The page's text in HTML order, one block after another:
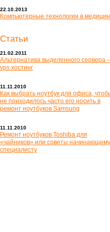
22.10.2013
Компьютерные технологии в
Статьи
21.02.2011
Альтернатива выделенного сервера –
vps хостинг
11.11.2010
Как выбрать ноутбук для офиса,
не приходилось часто его носить в
ремонт ноутбуков Samsung
11.11.2010
Ремонт ноутбуков Toshiba для
«чайников» или советы начинающему
специалисту